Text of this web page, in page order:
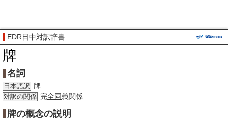
EDR日中対訳辞書
牌
名詞
日本語訳 牌
対訳の関係 完全同義関係
牌の概念の説明